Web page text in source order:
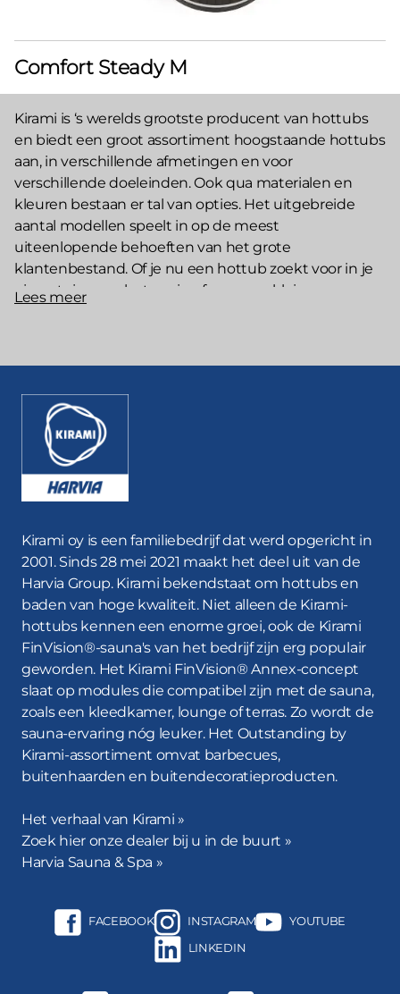
Comfort Steady M
Kirami is ‘s werelds grootste producent van hottubs
en biedt een groot assortiment hoogstaande hottubs
aan, in verschillende afmetingen en voor
verschillende doeleinden. Ook qua materialen en
kleuren bestaan er tal van opties. Het uitgebreide
aantal modellen speelt in op de meest
uiteenlopende behoeften van het grote
klantenbestand. Of je nu een hottub zoekt voor in je
eigen tuin, voor het gezin of voor een kleine groep
extra functies en accessoires, die jouw Kirami-hottub
helemaal uniek maken.
Een hottub kopen met watertherapiesproeiers of
lichtjes? Tuurlijk!
het baden? Dan ben je misschien geïnteresseerd in
eenhottub met watertherapiesproeiers . Zulke
modellen vind je uiteraard bij Kirami. Een hottub met
watertherapiesproeiers laat je nóg intenser
ontspannen en van je bad genieten.
Kirami-hottubs met stijlvolle ledlampjes zijn extreem
populair. Een hottub met
ledverlichting
: pure magie
tijdens donkere avonden. De prachtige en veilige
lampjes zorgen voor een geweldige sfeer en maken
het baden nóg aangenamer. Andere functies voor
extra comfort en veiligheid zijn
afdekkingen
luxe badtextiel
en hoogwaardige accessoires. Kirami-
hottubs en -accessoires voldoen aan alle
eiligheidsnormen binnen de sector
Onze tijdloze, efficiënt ontworpen en duurzame
zijn gemaakt van hoogwaardig aluminium uit
Lees meer
Lees meer
Kirami oy is een familiebedrijf dat werd opgericht in
2001. Sinds 28 mei 2021 maakt het deel uit van de
Harvia Group. Kirami bekendstaat om hottubs en
baden van hoge kwaliteit. Niet alleen de Kirami-
hottubs kennen een enorme groei, ook de Kirami
FinVision®-sauna's van het bedrijf zijn erg populair
geworden. Het Kirami FinVision® Annex-concept
slaat op modules die compatibel zijn met de sauna,
zoals een kleedkamer, lounge of terras. Zo wordt de
sauna-ervaring nóg leuker. Het Outstanding by
Kirami-assortiment omvat barbecues,
buitenhaarden en buitendecoratieproducten.
Het verhaal van Kirami »
Zoek hier onze dealer bij u in de buurt »
Harvia Sauna & Spa »
FACEBOOK INSTAGRAM
YOUTUBE
LINKEDIN